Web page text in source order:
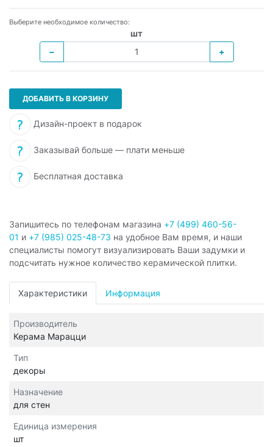
Выберите необходимое количество:
шт
−
+
ДОБАВИТЬ В КОРЗИНУ
Дизайн-проект в подарок
Заказывай больше — плати меньше
Бесплатная доставка
Запишитесь по телефонам магазина +7 (499) 460-56-
01 и +7 (985) 025-48-73 на удобное Вам время, и наши
специалисты помогут визуализировать Ваши задумки и
подсчитать нужное количество керамической плитки.
Характеристики Информация
Производитель
Керама Марацци
Тип
декоры
Назначение
для стен
Единица измерения
шт